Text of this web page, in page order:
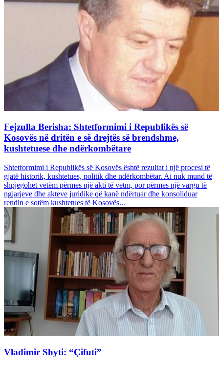
Fejzulla Berisha: Shtetformimi i Republikës së
Kosovës në dritën e së drejtës së brendshme,
kushtetuese dhe ndërkombëtare
Shtetformimi i Republikës së Kosovës është rezultat i një procesi të
gjatë historik, kushtetues, politik dhe ndërkombëtar. Ai nuk mund të
shpjegohet vetëm përmes një akti të vetm, por përmes një vargu të
ngjarjeve dhe akteve juridike që kanë ndërtuar dhe konsoliduar
rendin e sotëm kushtetues të Kosovës...
Vladimir Shyti: “Çifuti”